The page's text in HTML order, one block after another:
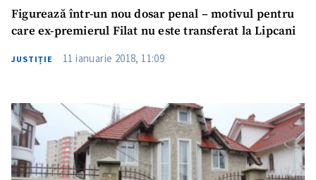
Figurează într-un nou dosar penal – motivul pentru
care ex-premierul Filat nu este transferat la Lipcani
JUSTIȚIE 11 ianuarie 2018, 11:09